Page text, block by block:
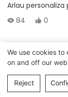
Arlau
al aire libre de
ciudades
silla están
estructura
asiento de la
plástico o
cómodo y
84 0
Derechos
Equipment
We use cookies
on and off our
Reject